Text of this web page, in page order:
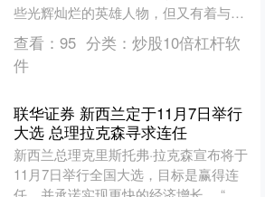
些光辉灿烂的英雄人物，但又有着与众
不同的存在感。他甘于平淡，却又不甘
于平淡，想要拥有更为辉煌....
查看： 95 分类： 炒股10倍杠杆软
件
联华证券 新西兰定于11月7日举行
大选 总理拉克森寻求连任
新西兰总理克里斯托弗·拉克森宣布将于
11月7日举行全国大选，目标是赢得连